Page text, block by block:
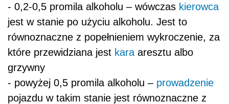
- 0,2-0,5 promila alkoholu – wówczas kierowca
jest w stanie po użyciu alkoholu. Jest to
równoznaczne z popełnieniem wykroczenie, za
które przewidziana jest kara aresztu albo
grzywny
- powyżej 0,5 promila alkoholu – prowadzenie
pojazdu w takim stanie jest równoznaczne z